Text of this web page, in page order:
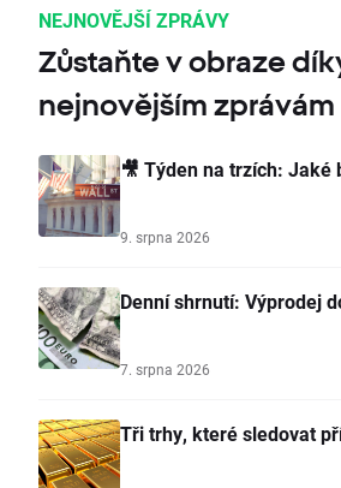
NEJNOVĚJŠÍ ZPRÁVY
Zůstaňte v obraze
nejnovějším zprávám
🎥 Týden na trzích: Jaké
9. srpna 2026
Denní shrnutí: Výprodej
7. srpna 2026
Tři trhy, které sledovat